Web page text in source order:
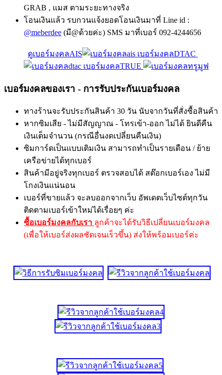
GRAB , แมส ตามระยะทางจริง
โอนเงินแล้ว รบกวนแจ้งยอดโอนเงินมาที่ Line id :
@meberdee (มี@ด้วยค่ะ) SMS มาที่เบอร์ 092-4244656
ดูเบอร์มงคลAIS
เบอร์มงคลDTAC
เบอร์มงคลTRUE
เบอร์มงคลของเรา - การรับประกันเบอร์มงคล
ทางร้านจะรับประกันสินค้า 30 วัน นับจากวันที่สั่งซื้อสินค้า
หากซิมเสีย - ไม่มีสัญญาณ - โทรเข้า-ออก ไม่ได้ ยินดีคืน
เงินเต็มจำนวน (กรณีอื่นงดเปลี่ยนคืนเงิน)
ซิมการ์ดเป็นแบบเติมเงิน สามารถทำเป็นรายเดือน / ย้าย
เครือข่ายได้ทุกเบอร์
สินค้ามีอยู่จริงทุกเบอร์ ตรวจสอบได้ สต๊อกเบอร์เอง ไม่มี
โกงเงินแน่นอน
เบอร์ที่ขายแล้ว จะลบออกจากเว็บ อัพเดตเว็บไซต์ทุกวัน
ติดตามเบอร์เข้าใหม่ได้เรื่อยๆ ค่ะ
ซื้อเบอร์มงคลกับเรา ลูกค้าจะได้รับวิธีเปลี่ยนเบอร์มงคล
(เพื่อให้เบอร์ส่งผลชัดเจนเร็วขึ้น) ส่งให้พร้อมเบอร์ค่ะ